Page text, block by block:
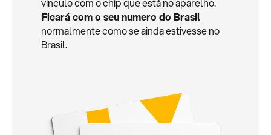
Ficará com o seu numero do Brasil
normalmente como se ainda estivesse no
Brasil.